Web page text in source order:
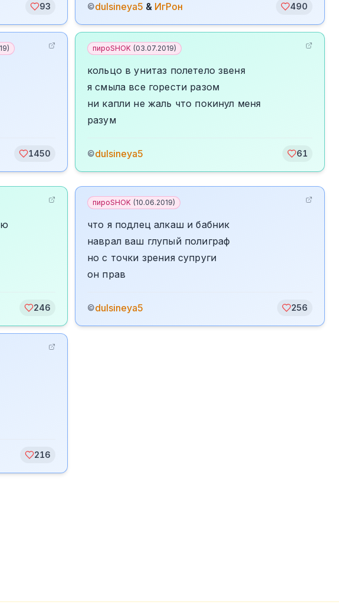
93 ©dulsineya5 & ИгРон 490
)
1450
пироSHOK (03.07.2019)
кольцо в унитаз полетело звеня
я смыла все горести разом
ни капли не жаль что покинул меня
разум
©dulsineya5 61
246
пироSHOK (10.06.2019)
что я подлец алкаш и бабник
наврал ваш глупый полиграф
но с точки зрения супруги
он прав
©dulsineya5 256
216